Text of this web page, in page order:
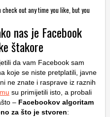
out any time you like, but you
nas je Facebook
štakore
da vam Facebook sam
koje se niste pretplatili, javne
ne znate i rasprave iz raznih
su primijetili isto, a probali
– Facebookov algoritam
za što je stvoren: